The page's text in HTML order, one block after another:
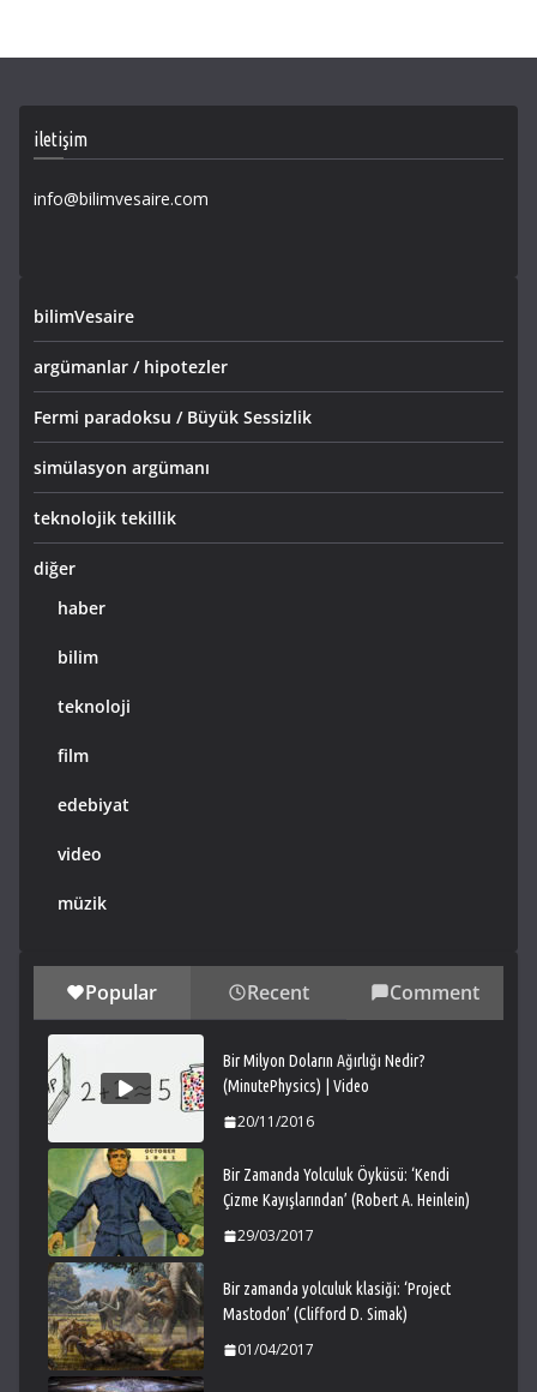
iletişim
info@bilimvesaire.com
bilimVesaire
argümanlar / hipotezler
Fermi paradoksu / Büyük Sessizlik
simülasyon argümanı
teknolojik tekillik
diğer
haber
bilim
teknoloji
film
edebiyat
video
müzik
Popular Recent Comment
Bir Milyon Doların Ağırlığı Nedir?
(MinutePhysics) | Video
20/11/2016
Bir Zamanda Yolculuk Öyküsü: ‘Kendi
Çizme Kayışlarından’ (Robert A. Heinlein)
29/03/2017
Bir zamanda yolculuk klasiği: ‘Project
Mastodon’ (Clifford D. Simak)
01/04/2017